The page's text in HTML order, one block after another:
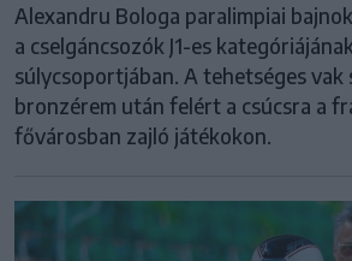
Alexandru Bologa paralimpiai
a cselgáncsozók J1-es
súlycsoportjában. A tehetséges
bronzérem után felért a csúcsra a
fővárosban zajló játékokon.